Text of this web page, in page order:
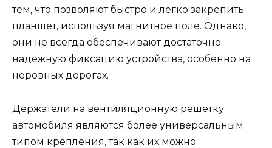
тем, что позволяют быстро и легко закрепить
планшет, используя магнитное поле. Однако,
они не всегда обеспечивают достаточно
надежную фиксацию устройства, особенно на
неровных дорогах.
Держатели на вентиляционную решетку
автомобиля являются более универсальным
типом крепления, так как их можно